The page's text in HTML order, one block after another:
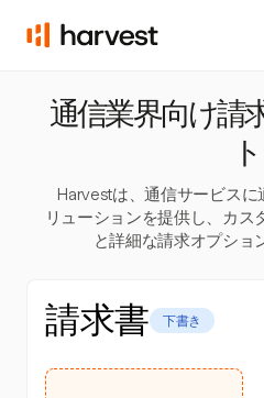
通信業界向け請
ト
Harvestは、通信サービス
リューションを提供し、カス
と詳細な請求オプショ
請求書 下書き